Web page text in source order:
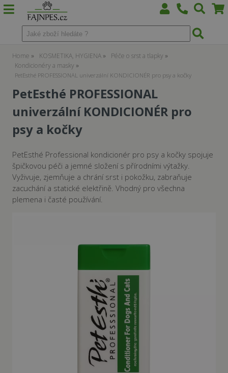
Home KOSMETIKA, HYGIENA
Péče o srst a tlapky
Kondicionéry a masky
PetEsthé PROFESSIONAL univerzální KONDICIONÉR pro psy a kočky
PetEsthé PROFESSIONAL
univerzální KONDICIONÉR pro
psy a kočky
PetEsthé Professional kondicionér pro psy a kočky spojuje
špičkovou péči a jemné složení s přírodními výtažky.
Vyživuje, zjemňuje a chrání srst i pokožku, zabraňuje
zacuchání a statické elektřině. Vhodný pro všechna
plemena i časté používání.